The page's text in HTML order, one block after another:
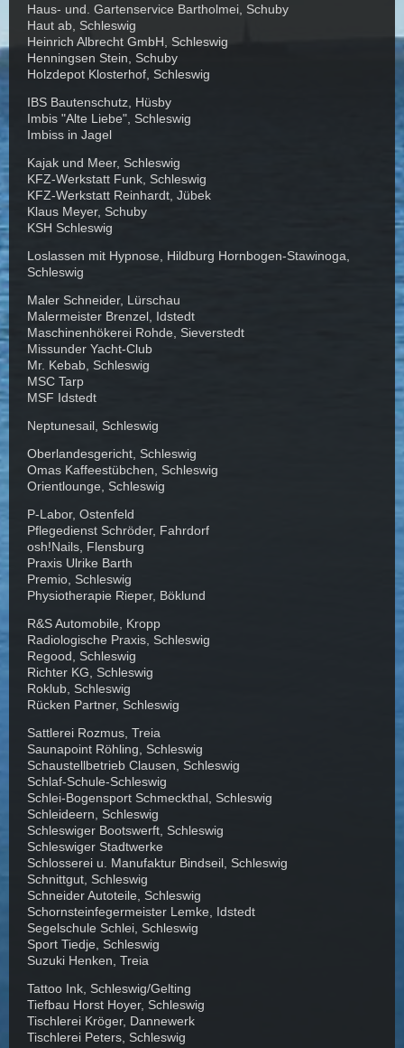
Haus- und. Gartenservice Bartholmei, Schuby
Haut ab, Schleswig
Heinrich Albrecht GmbH, Schleswig
Henningsen Stein, Schuby
Holzdepot Klosterhof, Schleswig
IBS Bautenschutz, Hüsby
Imbis "Alte Liebe", Schleswig
Imbiss in Jagel
Kajak und Meer, Schleswig
KFZ-Werkstatt Funk, Schleswig
KFZ-Werkstatt Reinhardt, Jübek
Klaus Meyer, Schuby
KSH Schleswig
Loslassen mit Hypnose, Hildburg Hornbogen-Stawinoga,
Schleswig
Maler Schneider, Lürschau
Malermeister Brenzel, Idstedt
Maschinenhökerei Rohde, Sieverstedt
Missunder Yacht-Club
Mr. Kebab, Schleswig
MSC Tarp
MSF Idstedt
Neptunesail, Schleswig
Oberlandesgericht, Schleswig
Omas Kaffeestübchen, Schleswig
Orientlounge, Schleswig
P-Labor, Ostenfeld
Pflegedienst Schröder, Fahrdorf
osh!Nails, Flensburg
Praxis Ulrike Barth
Premio, Schleswig
Physiotherapie Rieper, Böklund
R&S Automobile, Kropp
Radiologische Praxis, Schleswig
Regood, Schleswig
Richter KG, Schleswig
Roklub, Schleswig
Rücken Partner, Schleswig
Sattlerei Rozmus, Treia
Saunapoint Röhling, Schleswig
Schaustellbetrieb Clausen, Schleswig
Schlaf-Schule-Schleswig
Schlei-Bogensport Schmeckthal, Schleswig
Schleideern, Schleswig
Schleswiger Bootswerft, Schleswig
Schleswiger Stadtwerke
Schlosserei u. Manufaktur Bindseil, Schleswig
Schnittgut, Schleswig
Schneider Autoteile, Schleswig
Schornsteinfegermeister Lemke, Idstedt
Segelschule Schlei, Schleswig
Sport Tiedje, Schleswig
Suzuki Henken, Treia
Tattoo Ink, Schleswig/Gelting
Tiefbau Horst Hoyer, Schleswig
Tischlerei Kröger, Dannewerk
Tischlerei Peters, Schleswig